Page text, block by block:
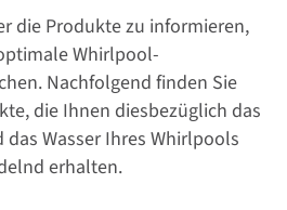
die Produkte zu informieren,
Whirlpool-
Nachfolgend finden Sie
die Ihnen diesbezüglich das
Wasser Ihres Whirlpools
erhalten.